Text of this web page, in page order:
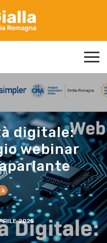
digitale:
webinar
2025